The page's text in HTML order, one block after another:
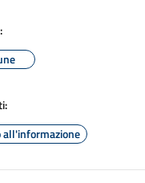
all'informazione